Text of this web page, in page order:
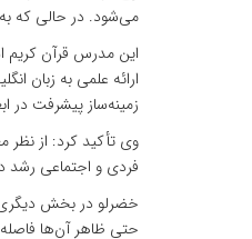
می‌شود. در حالی که به
این مدرس قرآن کریم
ارائه علمی به زبان
زمینه‌ساز پیشرفت در
وی تأکید کرد: از
فردی و اجتماعی رشد
خضرلو در بخش دیگری
حتی ظاهر آن‌ها